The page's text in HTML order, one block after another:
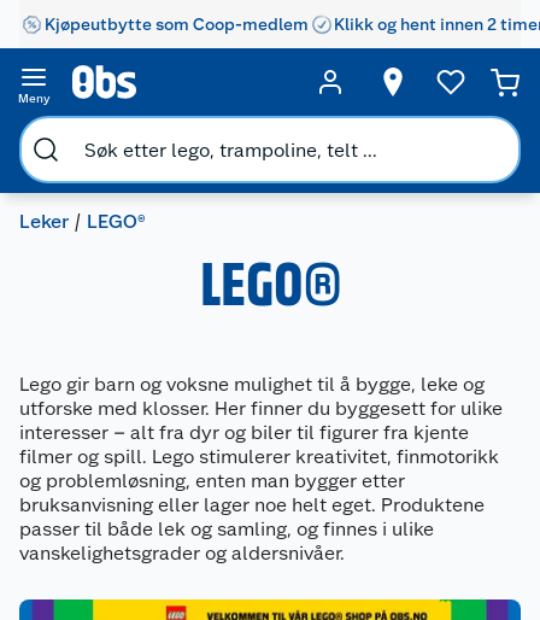
Kjøpeutbytte som Coop-medlem Klikk og hent innen 2
Meny
Leker LEGO®
LEGO®
Lego gir barn og voksne mulighet til å bygge, leke og
utforske med klosser. Her finner du byggesett for ulike
interesser – alt fra dyr og biler til figurer fra kjente
filmer og spill. Lego stimulerer kreativitet, finmotorikk
og problemløsning, enten man bygger etter
bruksanvisning eller lager noe helt eget. Produktene
passer til både lek og samling, og finnes i ulike
vanskelighetsgrader og aldersnivåer.